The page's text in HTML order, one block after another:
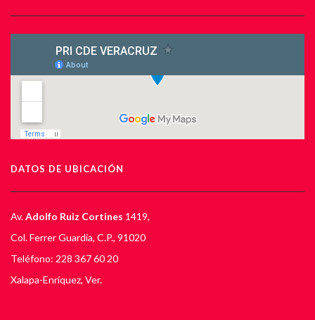
DATOS DE UBICACIÓN
Av.Adolfo Ruiz Cortines 1419,
Col. Ferrer Guardia, C.P., 91020
Teléfono: 228 367 60 20
Xalapa-Enríquez, Ver.